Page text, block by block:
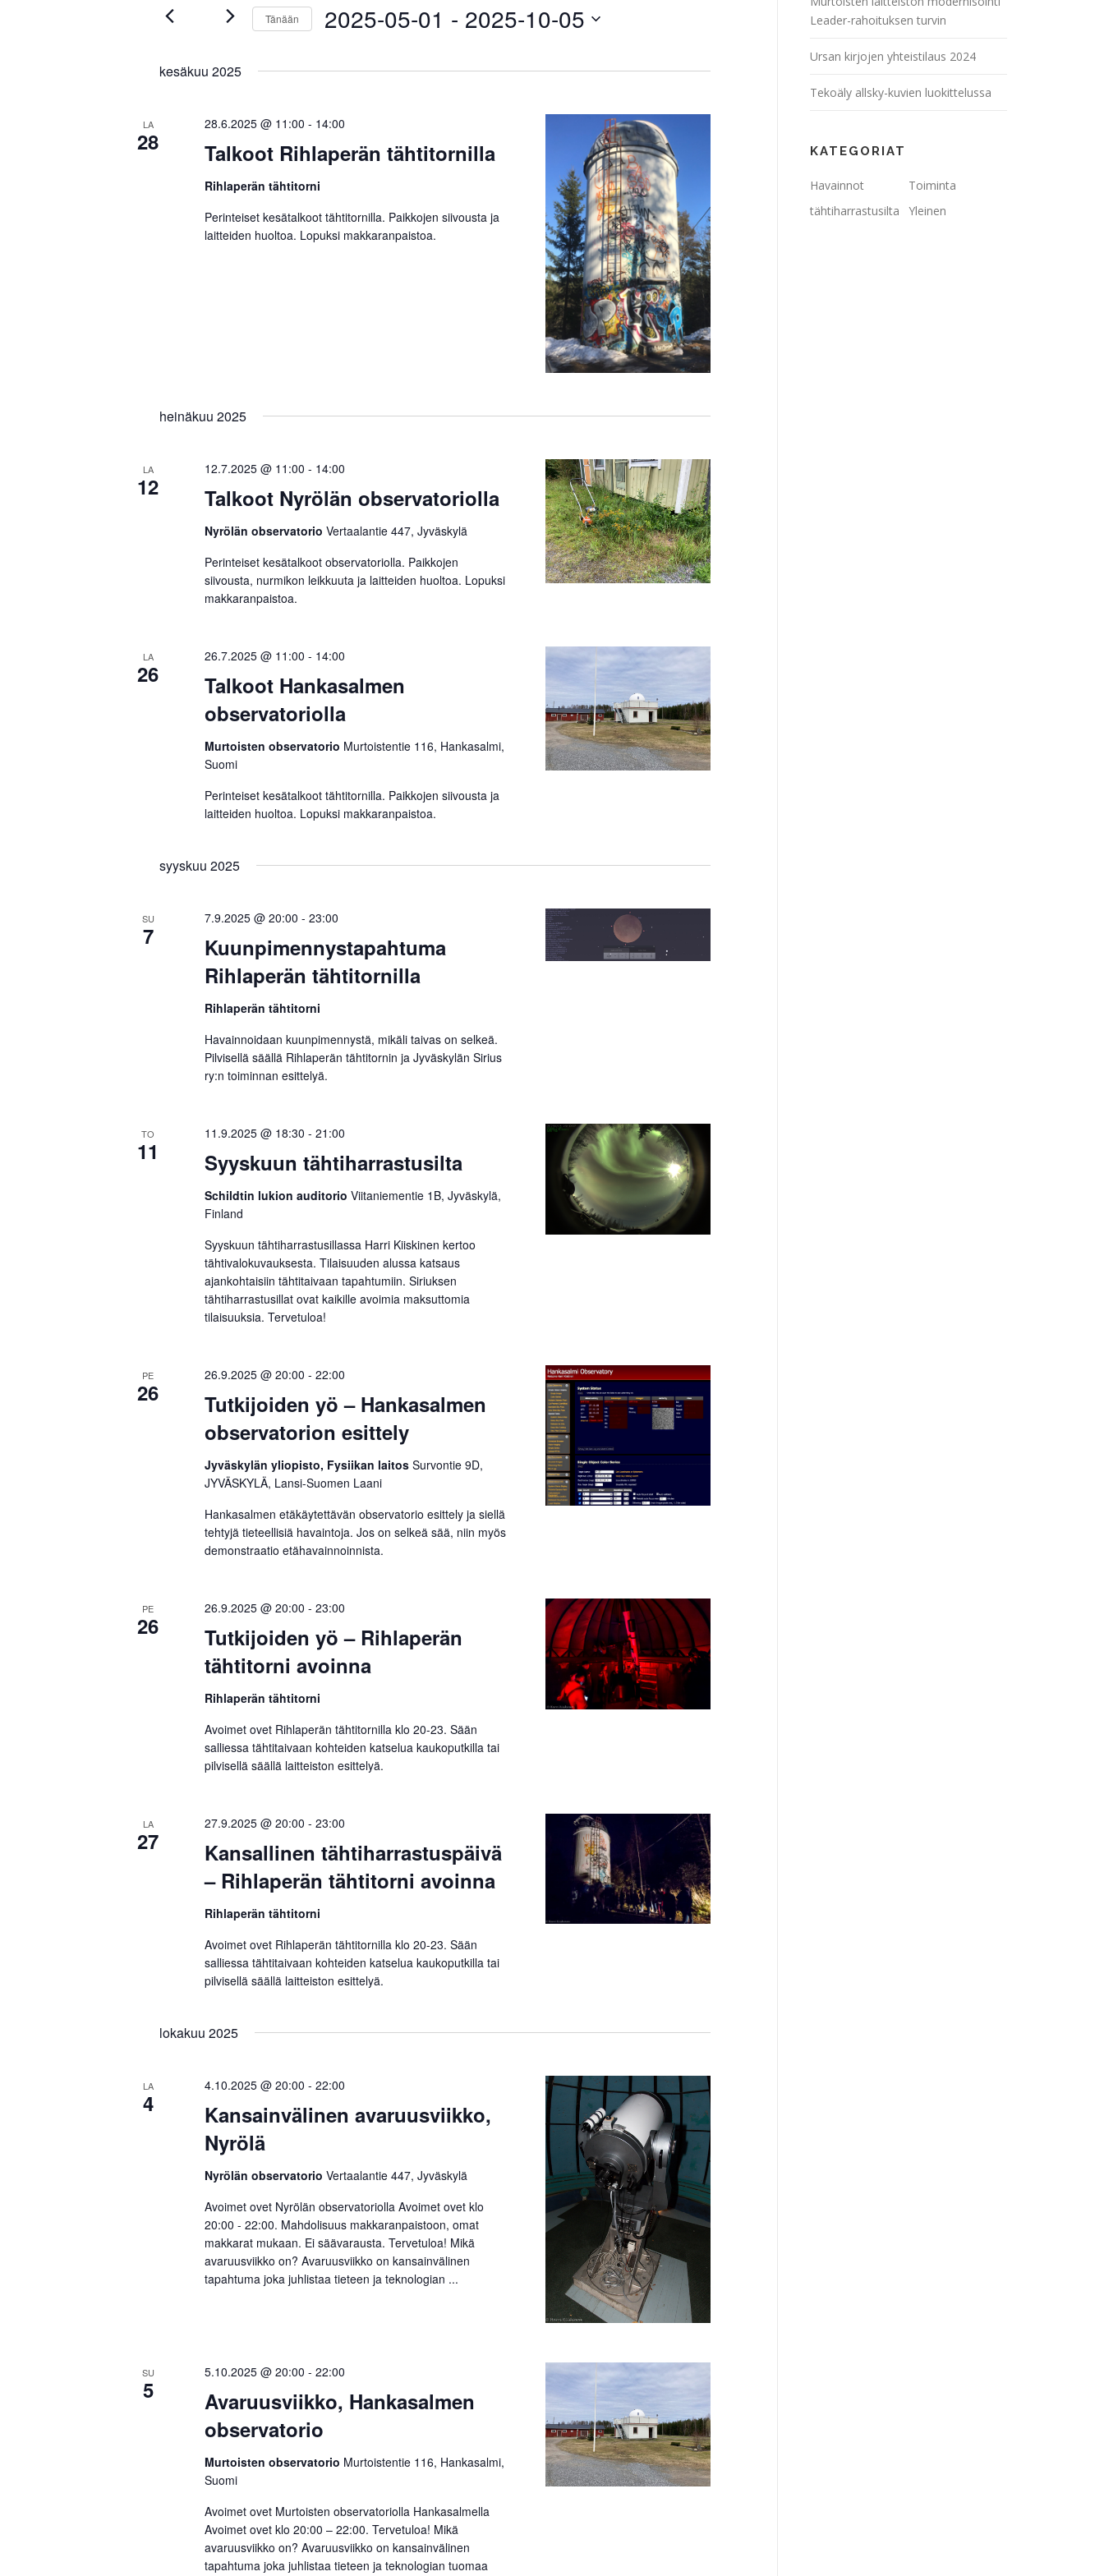
t
u
m
N
ä
n
hakusanalla.
a
e
w
s
N
a
v
i
g
a
t
i
o
n
Tänään 2025-05-01 - 2025-10-05
kesäkuu 2025
LA
28 Talkoot Rihlaperän tähtitornilla
28.6.2025 @ 11:00 - 14:00
Rihlaperän tähtitorni
Perinteiset kesätalkoot tähtitornilla. Paikkojen siivousta ja
laitteiden huoltoa. Lopuksi makkaranpaistoa.
heinäkuu 2025
LA
12 Talkoot Nyrölän observatoriolla
12.7.2025 @ 11:00 - 14:00
Nyrölän observatorio Vertaalantie 447, Jyväskylä
Perinteiset kesätalkoot observatoriolla. Paikkojen
siivousta, nurmikon leikkuuta ja laitteiden huoltoa. Lopuksi
makkaranpaistoa.
LA
26
Talkoot Hankasalmen
observatoriolla
26.7.2025 @ 11:00 - 14:00
Murtoisten observatorio Murtoistentie 116, Hankasalmi,
Suomi
Perinteiset kesätalkoot tähtitornilla. Paikkojen siivousta ja
laitteiden huoltoa. Lopuksi makkaranpaistoa.
syyskuu 2025
SU
7
Kuunpimennystapahtuma
Rihlaperän tähtitornilla
7.9.2025 @ 20:00 - 23:00
Rihlaperän tähtitorni
Havainnoidaan kuunpimennystä, mikäli taivas on selkeä.
Pilvisellä säällä Rihlaperän tähtitornin ja Jyväskylän Sirius
ry:n toiminnan esittelyä.
TO
11 Syyskuun tähtiharrastusilta
11.9.2025 @ 18:30 - 21:00
Schildtin lukion auditorio Viitaniementie 1B, Jyväskylä,
Finland
Syyskuun tähtiharrastusillassa Harri Kiiskinen kertoo
tähtivalokuvauksesta. Tilaisuuden alussa katsaus
ajankohtaisiin tähtitaivaan tapahtumiin. Siriuksen
tähtiharrastusillat ovat kaikille avoimia maksuttomia
tilaisuuksia. Tervetuloa!
PE
26
Tutkijoiden yö – Hankasalmen
observatorion esittely
26.9.2025 @ 20:00 - 22:00
Jyväskylän yliopisto, Fysiikan laitos Survontie 9D,
JYVÄSKYLÄ, Lansi-Suomen Laani
Hankasalmen etäkäytettävän observatorio esittely ja siellä
tehtyjä tieteellisiä havaintoja. Jos on selkeä sää, niin myös
demonstraatio etähavainnoinnista.
PE
26
Tutkijoiden yö – Rihlaperän
tähtitorni avoinna
26.9.2025 @ 20:00 - 23:00
Rihlaperän tähtitorni
Avoimet ovet Rihlaperän tähtitornilla klo 20-23. Sään
salliessa tähtitaivaan kohteiden katselua kaukoputkilla tai
pilvisellä säällä laitteiston esittelyä.
LA
27
Kansallinen tähtiharrastuspäivä
– Rihlaperän tähtitorni avoinna
27.9.2025 @ 20:00 - 23:00
Rihlaperän tähtitorni
Avoimet ovet Rihlaperän tähtitornilla klo 20-23. Sään
salliessa tähtitaivaan kohteiden katselua kaukoputkilla tai
pilvisellä säällä laitteiston esittelyä.
lokakuu 2025
LA
4
Kansainvälinen avaruusviikko,
Nyrölä
4.10.2025 @ 20:00 - 22:00
Nyrölän observatorio Vertaalantie 447, Jyväskylä
Avoimet ovet Nyrölän observatoriolla Avoimet ovet klo
20:00 - 22:00. Mahdolisuus makkaranpaistoon, omat
makkarat mukaan. Ei säävarausta. Tervetuloa! Mikä
avaruusviikko on? Avaruusviikko on kansainvälinen
tapahtuma joka juhlistaa tieteen ja teknologian ...
SU
5
Avaruusviikko, Hankasalmen
observatorio
5.10.2025 @ 20:00 - 22:00
Murtoisten observatorio Murtoistentie 116, Hankasalmi,
Suomi
Avoimet ovet Murtoisten observatoriolla Hankasalmella
Avoimet ovet klo 20:00 – 22:00. Tervetuloa! Mikä
avaruusviikko on? Avaruusviikko on kansainvälinen
tapahtuma joka juhlistaa tieteen ja teknologian tuomaa
Leader-rahoituksen turvin
Ursan kirjojen yhteistilaus 2024
Tekoäly allsky-kuvien luokittelussa
KATEGORIAT
Havainnot
Toiminta
tähtiharrastusilta
Yleinen